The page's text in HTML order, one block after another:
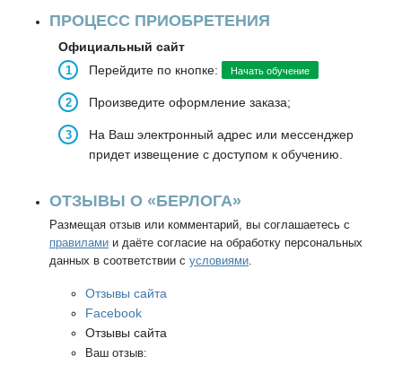
ПРОЦЕСС ПРИОБРЕТЕНИЯ
Официальный сайт
Перейдите по кнопке:
Начать обучение
Произведите оформление заказа;
На Ваш электронный адрес или мессенджер
придет извещение с доступом к обучению.
ОТЗЫВЫ О «БЕРЛОГА»
Размещая отзыв или комментарий, вы соглашаетесь с
правилами и даёте согласие на обработку персональных
данных в соответствии с условиями.
Отзывы сайта
Facebook
Отзывы сайта
Ваш отзыв: